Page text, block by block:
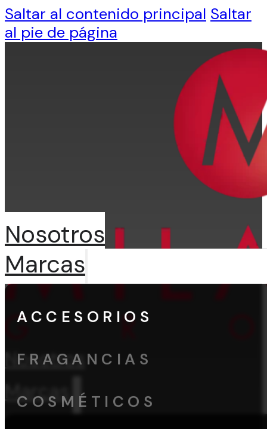
Saltar al contenido principal Saltar
al pie de página
Nosotros
Marcas
Nosotros
Marcas
ACCESORIOS
FRAGANCIAS
COSMÉTICOS